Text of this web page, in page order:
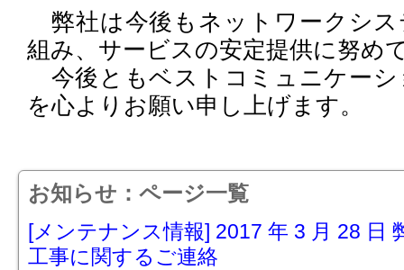
弊社は今後もネットワークシ
組み、サービスの安定提供に努め
今後ともベストコミュニケー
を心よりお願い申し上げます。
お知らせ：ページ一覧
[メンテナンス情報] 2017 年 3 月 28 日
工事に関するご連絡